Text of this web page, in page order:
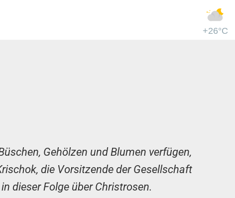
+26°C
Gehölzen und Blumen verfügen,
die Vorsitzende der Gesellschaft
dieser Folge über Christrosen.